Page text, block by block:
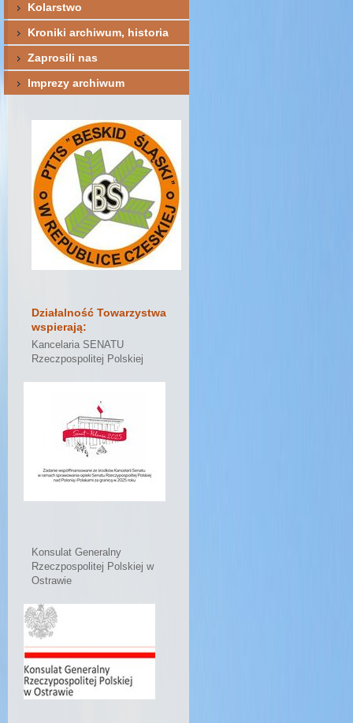
Kolarstwo
Kroniki archiwum, historia
Zaprosili nas
Imprezy archiwum
Działalność Towarzystwa
wspierają:
Kancelaria SENATU
Rzeczpospolitej Polskiej
Konsulat Generalny
Rzeczpospolitej Polskiej w
Ostrawie